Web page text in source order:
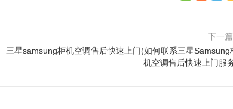
下一篇
三星samsung柜机空调售后快速上门(如何联系三星Samsung
机空调售后快速上门服